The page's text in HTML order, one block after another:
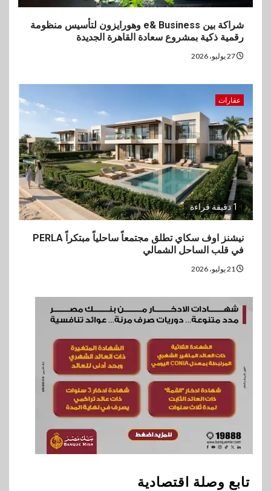
شراكة بين e& Business وهورايزون لتأسيس منظومة
رقمية ذكية بمشروع سعادة القاهرة الجديدة
عقارات
1 دقيقة قراءة
نيشنز اوف سكاي تطلق مجتمعاً ساحلياً مبتكراً PERLA
في قلب الساحل الشمالي
تابع وصلة اقتصادية